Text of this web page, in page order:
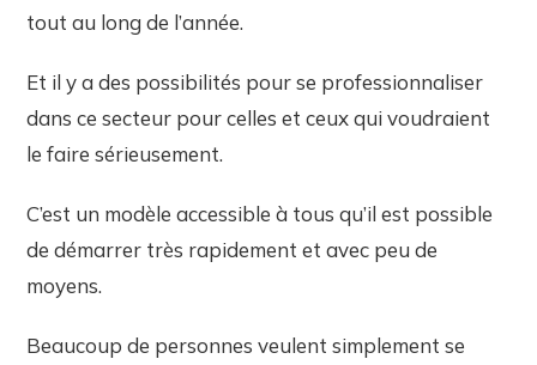
tout au long de l’année.
Et il y a des possibilités pour se professionnaliser
dans ce secteur pour celles et ceux qui voudraient
le faire sérieusement.
C’est un modèle accessible à tous qu’il est possible
de démarrer très rapidement et avec peu de
moyens.
Beaucoup de personnes veulent simplement se